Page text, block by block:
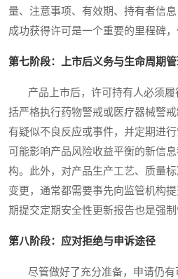
量、注意事项、有效期、持有者信
成功获得许可是一个重要的里程碑，
第七阶段：上市后义务与生命周期
产品上市后，许可持有人必须履
括严格执行药物警戒或医疗器械警
有疑似不良反应或事件，并定期进
可能影响产品风险收益平衡的新信
构。此外，对产品生产工艺、质量
变更，通常都需要事先向监管机构
期提交定期安全性更新报告也是强制
第八阶段：应对拒绝与申诉途径
尽管做好了充分准备，申请仍有